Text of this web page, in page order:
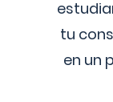
tu
en un